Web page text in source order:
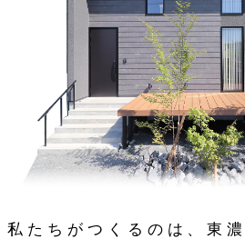
私たちがつくるのは、東